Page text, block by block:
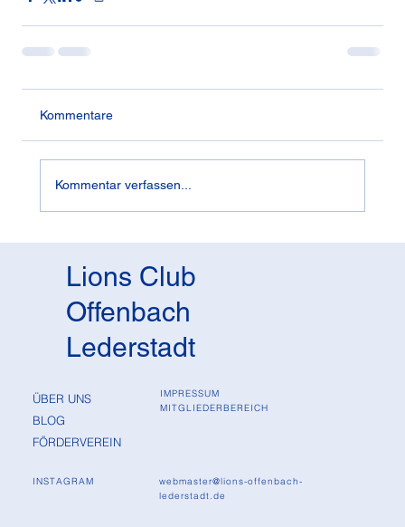
Kommentare
Kommentar verfassen...
Lions Club
Offenbach
Lederstadt
ÜBER UNS
BLOG
FÖRDERVEREIN
IMPRESSUM
MITGLIEDERBEREICH
INSTAGRAM
webmaster@lions-offenbach-
lederstadt.de